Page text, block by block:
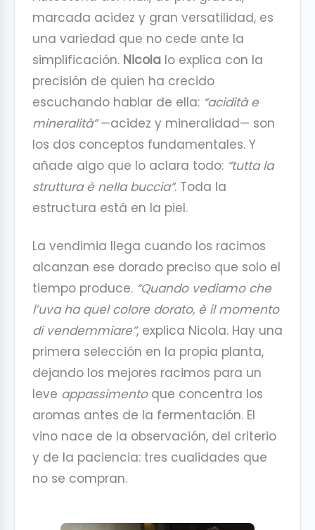
marcada acidez y gran versatilidad, es
una variedad que no cede ante la
simplificación. Nicola lo explica con la
precisión de quien ha crecido
escuchando hablar de ella: “acidità e
mineralità”—acidez y mineralidad— son
los dos conceptos fundamentales. Y
añade algo que lo aclara todo: “tutta la
struttura è nella buccia”. Toda la
estructura está en la piel.
La vendimia llega cuando los racimos
alcanzan ese dorado preciso que solo el
tiempo produce. “Quando vediamo che
l’uva ha quel colore dorato, è il momento
di vendemmiare”, explica Nicola. Hay una
primera selección en la propia planta,
dejando los mejores racimos para un
leve appassimentoque concentra los
aromas antes de la fermentación. El
vino nace de la observación, del criterio
y de la paciencia: tres cualidades que
no se compran.